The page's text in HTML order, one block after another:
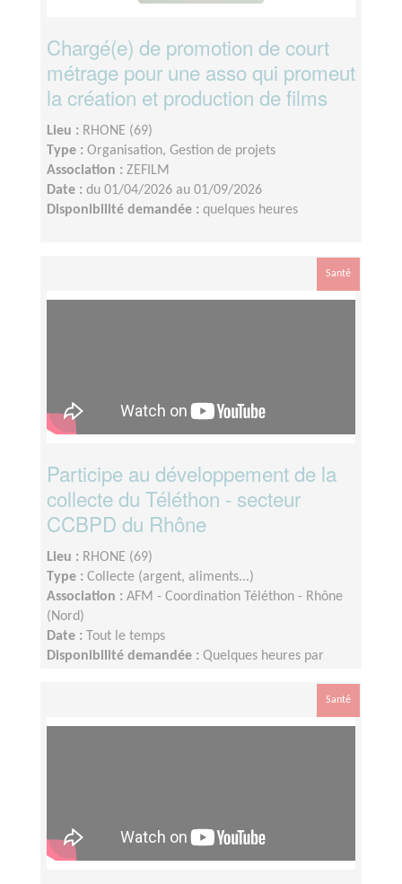
Chargé(e) de promotion de court
métrage pour une asso qui promeut
la création et production de films
Lieu : RHONE (69)
Type : Organisation, Gestion de projets
Association : ZEFILM
Date : du 01/04/2026 au 01/09/2026
Disponibilité demandée : quelques heures
Santé
Participe au développement de la
collecte du Téléthon - secteur
CCBPD du Rhône
Lieu : RHONE (69)
Type : Collecte (argent, aliments...)
Association : AFM - Coordination Téléthon - Rhône
(Nord)
Date :
Tout le temps
Disponibilité demandée : Quelques heures par
Santé